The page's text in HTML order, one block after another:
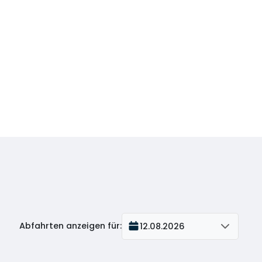
Abfahrten anzeigen für: 12.08.2026